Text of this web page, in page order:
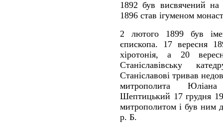
1892 був висвячений
1896 став ігуменом
2 лютого 1899 був
єпископа. 17 вересня
хіротонія, а 20
Станіславівську
Станіславові тривав
митрополита
Шептицький 17 грудня
митрополитом і був ним
р. Б.